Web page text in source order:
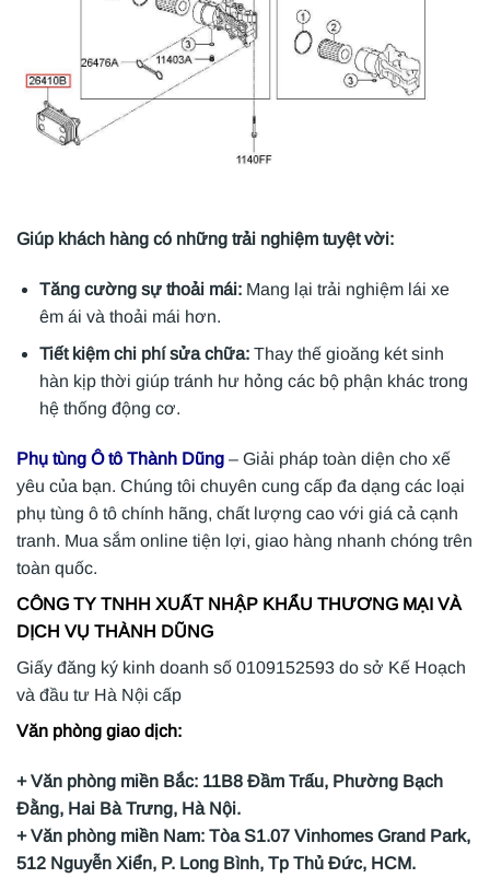
Giúp khách hàng có những trải nghiệm tuyệt vời:
Tăng cường sự thoải mái:Mang lại trải nghiệm lái xe
êm ái và thoải mái hơn.
Tiết kiệm chi phí sửa chữa:Thay thế gioăng két sinh
hàn kịp thời giúp tránh hư hỏng các bộ phận khác trong
hệ thống động cơ.
Phụ tùng Ô tô Thành Dũng – Giải pháp toàn diện cho xế
yêu của bạn. Chúng tôi chuyên cung cấp đa dạng các loại
phụ tùng ô tô chính hãng, chất lượng cao với giá cả cạnh
tranh. Mua sắm online tiện lợi, giao hàng nhanh chóng trên
toàn quốc.
CÔNG TY TNHH XUẤT NHẬP KHẨU THƯƠNG MẠI VÀ
DỊCH VỤ THÀNH DŨNG
Giấy đăng ký kinh doanh số 0109152593 do sở Kế Hoạch
và đầu tư Hà Nội cấp
Văn phòng giao dịch:
+ Văn phòng miền Bắc: 11B8 Đầm Trấu, Phường Bạch
Đằng, Hai Bà Trưng, Hà Nội.
+ Văn phòng miền Nam: Tòa S1.07 Vinhomes Grand Park,
512 Nguyễn Xiển, P. Long Bình, Tp Thủ Đức, HCM.